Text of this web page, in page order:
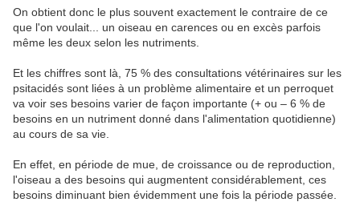
On obtient donc le plus souvent exactement le contraire de ce
que l'on voulait... un oiseau en carences ou en excès parfois
même les deux selon les nutriments.
Et les chiffres sont là, 75 % des consultations vétérinaires sur les
psitacidés sont liées à un problème alimentaire et un perroquet
va voir ses besoins varier de façon importante (+ ou – 6 % de
besoins en un nutriment donné dans l'alimentation quotidienne)
au cours de sa vie.
En effet, en période de mue, de croissance ou de reproduction,
l'oiseau a des besoins qui augmentent considérablement, ces
besoins diminuant bien évidemment une fois la période passée.